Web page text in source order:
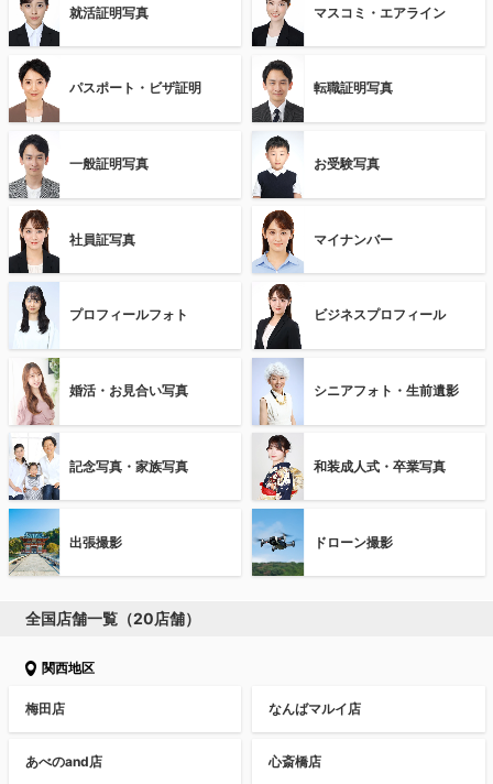
就活証明写真 マスコミ・エアライン
パスポート・ビザ証明 転職証明写真
一般証明写真 お受験写真
社員証写真 マイナンバー
プロフィールフォト ビジネスプロフィール
婚活・お見合い写真 シニアフォト・生前遺影
記念写真・家族写真 和装成人式・卒業写真
出張撮影 ドローン撮影
全国店舗一覧（20店舗）
関西地区
梅田店 なんばマルイ店
あべのand店 心斎橋店